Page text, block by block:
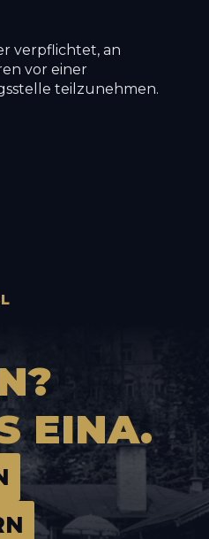
verpflichtet, an
vor einer
teilzunehmen.
EINA.